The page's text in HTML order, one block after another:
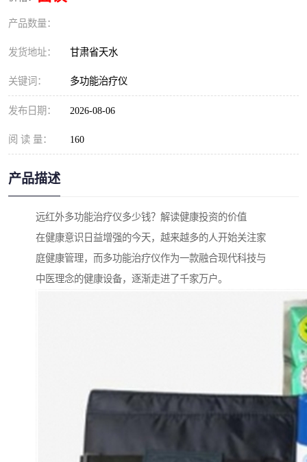
产品数量：
发货地址： 甘肃省天水
关键词： 多功能治疗仪
发布日期： 2026-08-06
阅 读 量： 160
产品描述
远红外多功能治疗仪多少钱？解读健康投资的价值
在健康意识日益增强的今天，越来越多的人开始关注家
庭健康管理，而多功能治疗仪作为一款融合现代科技与
中医理念的健康设备，逐渐走进了千家万户。